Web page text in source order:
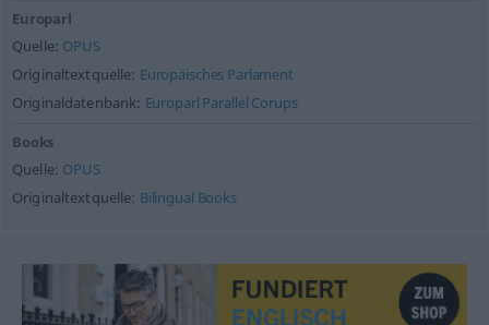
Europarl
Quelle: OPUS
Originaltextquelle: Europäisches Parlament
Originaldatenbank: Europarl Parallel Corups
Books
Quelle: OPUS
Originaltextquelle: Bilingual Books